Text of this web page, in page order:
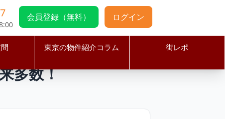
会員登録（無料） ログイン
東京の物件紹介コラム 街レポ
来多数！
多数！